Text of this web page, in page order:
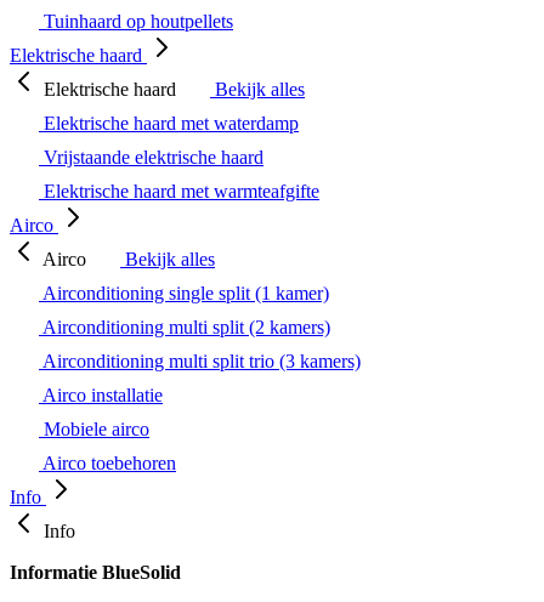
Tuinhaard op houtpellets
Elektrische haard
Elektrische haard
Bekijk alles
Elektrische haard met waterdamp
Vrijstaande elektrische haard
Elektrische haard met warmteafgifte
Airco
Airco
Bekijk alles
Airconditioning single split (1 kamer)
Airconditioning multi split (2 kamers)
Airconditioning multi split trio (3 kamers)
Airco installatie
Mobiele airco
Airco toebehoren
Info
Info
Informatie BlueSolid